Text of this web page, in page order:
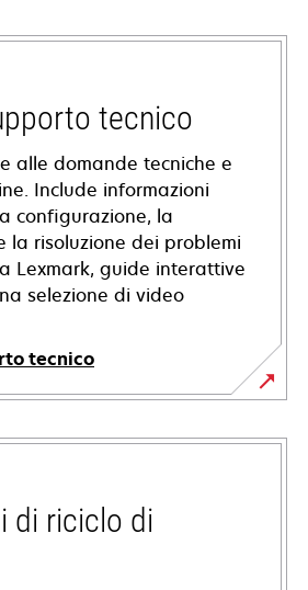
tecnico
alle domande tecniche e
Include informazioni
configurazione, la
la risoluzione dei problemi
Lexmark, guide interattive
selezione di video
tecnico
di riciclo di